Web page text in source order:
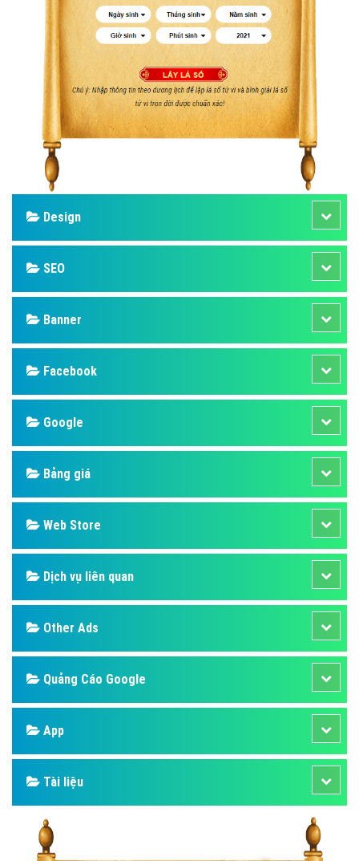
Design
SEO
Banner
Facebook
Google
Bảng giá
Web Store
Dịch vụ liên quan
Other Ads
Quảng Cáo Google
App
Tài liệu